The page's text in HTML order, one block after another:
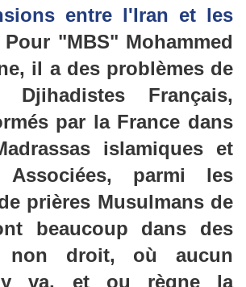
entre l'Iran et les
Pour "MBS" Mohammed
il a des problèmes de
Français,
par la France dans
islamiques et
Associées, parmi les
prières Musulmans de
beaucoup dans des
non droit, où aucun
va, et ou règne la